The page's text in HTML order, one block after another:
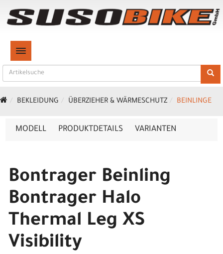
TOGGLE NAVIGATION
BEKLEIDUNG ÜBERZIEHER & WÄRMESCHUTZ BEINLINGE
MODELL PRODUKTDETAILS VARIANTEN
Bontrager Beinling
Bontrager Halo
Thermal Leg XS
Visibility